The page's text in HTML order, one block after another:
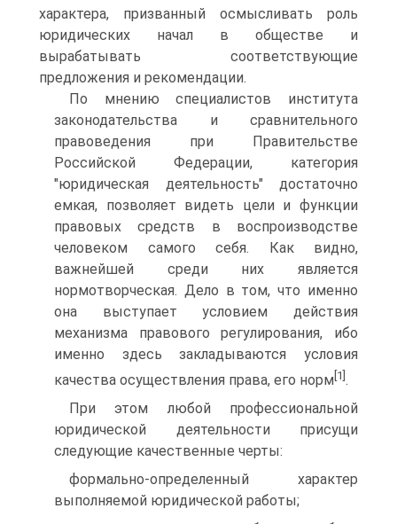
характера, призванный осмысливать роль
юридических начал в обществе и
вырабатывать соответствующие
предложения и рекомендации.
По мнению специалистов института
законодательства и сравнительного
правоведения при Правительстве
Российской Федерации, категория
"юридическая деятельность" достаточно
емкая, позволяет видеть цели и функции
правовых средств в воспроизводстве
человеком самого себя. Как видно,
важнейшей среди них является
нормотворческая. Дело в том, что именно
она выступает условием действия
механизма правового регулирования, ибо
именно здесь закладываются условия
качества осуществления права, его норм [1] .
При этом любой профессиональной
юридической деятельности присущи
следующие качественные черты:
формально-определенный характер
выполняемой юридической работы;